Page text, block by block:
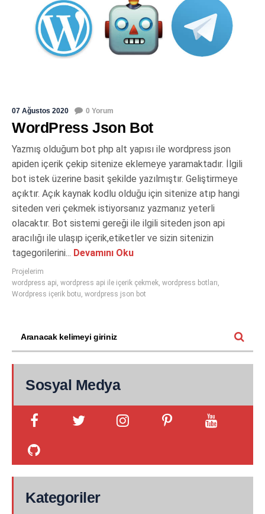
07 Ağustos 2020 0 Yorum
WordPress Json Bot
Yazmış olduğum bot php alt yapısı ile wordpress json
apiden içerik çekip sitenize eklemeye yaramaktadır. İlgili
bot istek üzerine basit şekilde yazılmıştır. Geliştirmeye
açıktır. Açık kaynak kodlu olduğu için sitenize atıp hangi
siteden veri çekmek istiyorsanız yazmanız yeterli
olacaktır. Bot sistemi gereği ile ilgili siteden json api
aracılığı ile ulaşıp içerik,etiketler ve sizin sitenizin
tagegorilerini... Devamını Oku
Projelerim
wordpress api wordpress api ile içerik çekmek wordpress botları
Wordpress içerik botu wordpress json bot
Sosyal Medya
Kategoriler